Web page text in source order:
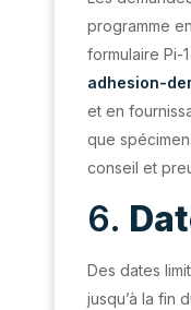
programme
formulaire Pi-
adhesion-
et en
que
conseil et
6.
Des dates
jusqu’à la fin